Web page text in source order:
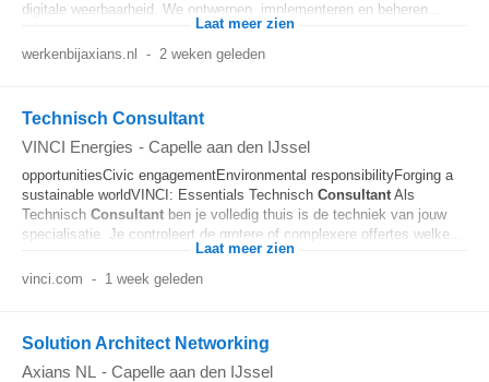
digitale weerbaarheid. We ontwerpen, implementeren en beheren...
Laat meer zien
werkenbijaxians.nl - 2 weken geleden
Technisch Consultant
VINCI Energies - Capelle aan den IJssel
opportunitiesCivic engagementEnvironmental responsibilityForging a
sustainable worldVINCI: Essentials Technisch Consultant Als
Technisch Consultant ben je volledig thuis is de techniek van jouw
specialisatie. Je controleert de grotere of complexere offertes welke...
Laat meer zien
vinci.com - 1 week geleden
Solution Architect Networking
Axians NL - Capelle aan den IJssel